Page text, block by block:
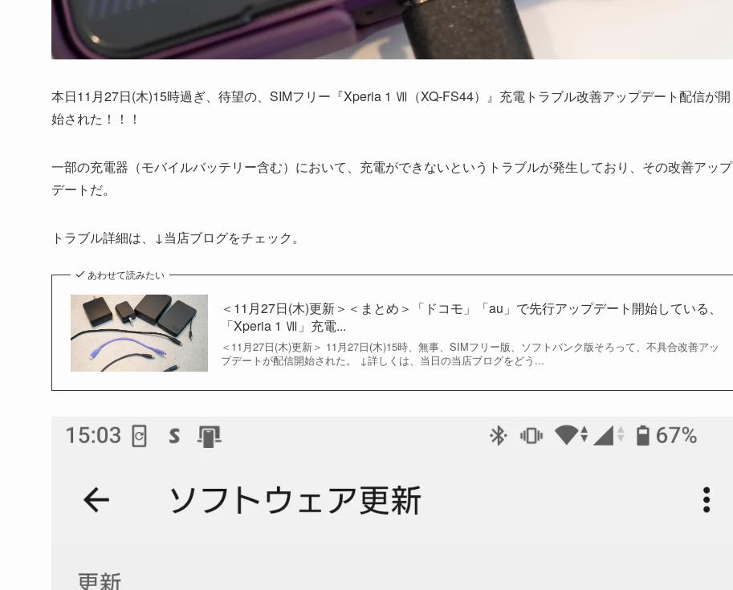
本日11月27日(木)15時過ぎ、待望の、SIMフリー『Xperia 1 Ⅶ（XQ-FS44）』充電トラブル改善アップデート配信が開
始された！！！
一部の充電器（モバイルバッテリー含む）において、充電ができないというトラブルが発生しており、その改善アップ
デートだ。
トラブル詳細は、↓当店ブログをチェック。
あわせて読みたい
＜11月27日(木)更新＞＜まとめ＞「ドコモ」「au」で先行アップデート開始している、
「Xperia 1 Ⅶ」充電...
＜11月27日(木)更新＞ 11月27日(木)15時、無事、SIMフリー版、ソフトバンク版そろって、不具合改善アッ
プデートが配信開始された。 ↓詳しくは、当日の当店ブログをどう...